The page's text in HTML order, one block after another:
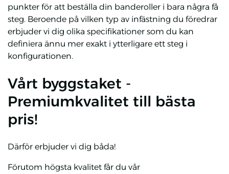
punkter för att beställa din banderoller i bara några få
steg. Beroende på vilken typ av infästning du föredrar
erbjuder vi dig olika specifikationer som du kan
definiera ännu mer exakt i ytterligare ett steg i
konfigurationen.
Vårt byggstaket -
Premiumkvalitet till bästa
pris!
Därför erbjuder vi dig båda!
Förutom högsta kvalitet får du vår